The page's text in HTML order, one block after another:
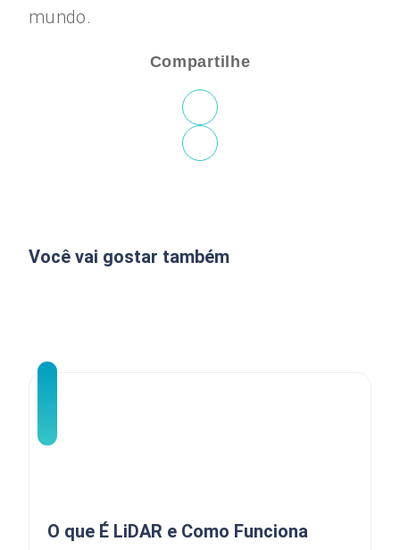
mundo.
Compartilhe
Você vai gostar também
O que É LiDAR e Como Funciona